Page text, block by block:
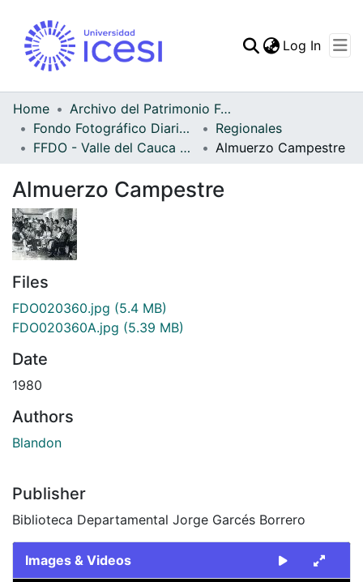
Statistics
Log In
Home
Archivo del Patrimonio Fotográfico y Fílmico del Valle del Cauca
Fondo Fotográfico Diario Occidente
Regionales
FFDO - Valle del Cauca - Patrimonial
Almuerzo Campestre
Almuerzo Campestre
Files
FDO020360.jpg (5.4 MB)
FDO020360A.jpg (5.39 MB)
Date
1980
Authors
Blandon
Publisher
Biblioteca Departamental Jorge Garcés Borrero
Images & Videos